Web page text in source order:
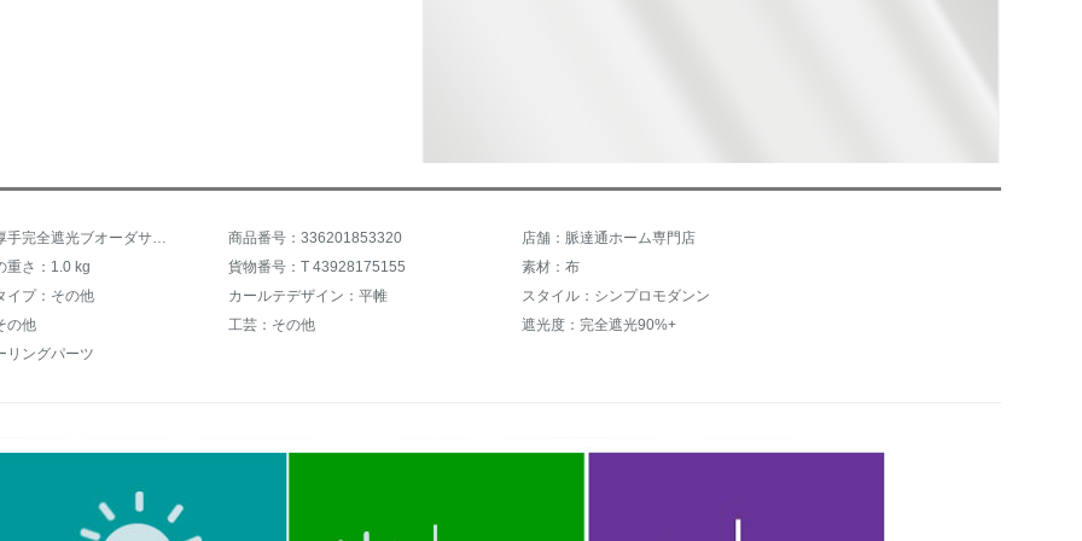
商品名：厚手完全遮光ブオーダサンバイザー幅1.4 m*高さ1.5 m暗号化完全遮光両面銀（広帯域送り爪） 商品番号：336201853320
店舗：脈達通ホーム専門店
重さ：1.0 kg
貨物番号：T 43928175155
素材：布
イプ：その他
カールテデザイン：平帷
スタイル：シンプロモダンン
の他
工芸：その他
遮光度：完全遮光90%+
リングパーツ